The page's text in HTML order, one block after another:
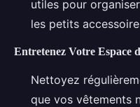
utiles pour
les petits
Entretenez Votre Espace
Nettoyez
que vos vêtements